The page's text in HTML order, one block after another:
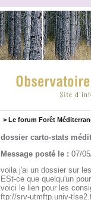
> Le forum Forêt
dossier carto-stats
Message posté le : 07/
voila j'ai un dossier sur
ESt-ce que quelqu'un
voici le lien pour les
ftp://srv-utmftp.univ-